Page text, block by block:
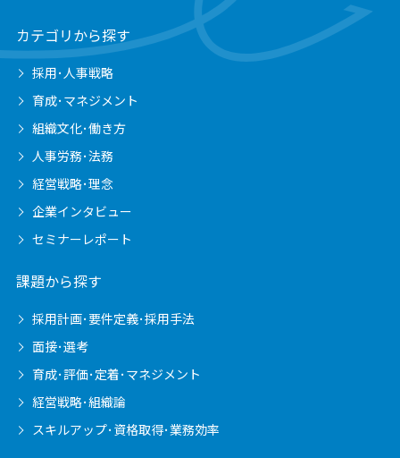
カテゴリから探す
採用･人事戦略
育成･マネジメント
組織文化･働き方
人事労務･法務
経営戦略･理念
企業インタビュー
セミナーレポート
課題から探す
採用計画･要件定義･採用手法
面接･選考
育成･評価･定着･マネジメント
経営戦略･組織論
スキルアップ･資格取得･業務効率